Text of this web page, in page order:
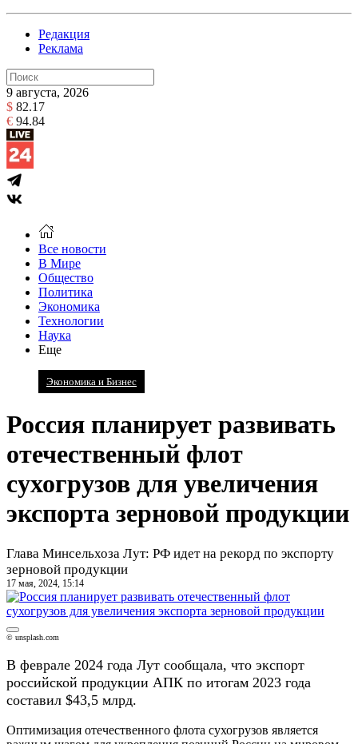
Редакция
Реклама
9 августа, 2026
$ 82.17
€ 94.84
Все новости
В Мире
Общество
Политика
Экономика
Технологии
Наука
Еще
Экономика и Бизнес
Россия планирует развивать
отечественный флот
сухогрузов для увеличения
экспорта зерновой продукции
Глава Минсельхоза Лут: РФ идет на рекорд по экспорту
зерновой продукции
17 мая, 2024, 15:14
© unsplash.com
В феврале 2024 года Лут сообщала, что экспорт
российской продукции АПК по итогам 2023 года
составил $43,5 млрд.
Оптимизация отечественного флота сухогрузов является